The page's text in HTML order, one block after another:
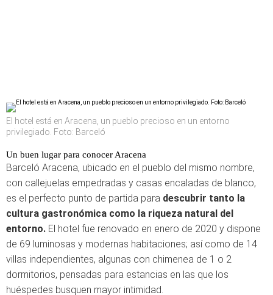
El hotel está en Aracena, un pueblo precioso en un entorno
privilegiado. Foto: Barceló
Un buen lugar para conocer Aracena
Barceló Aracena, ubicado en el pueblo del mismo nombre,
con callejuelas empedradas y casas encaladas de blanco,
es el perfecto punto de partida para descubrir tanto la
cultura gastronómica como la riqueza natural del
entorno. El hotel fue renovado en enero de 2020 y dispone
de 69 luminosas y modernas habitaciones; así como de 14
villas independientes, algunas con chimenea de 1 o 2
dormitorios, pensadas para estancias en las que los
huéspedes busquen mayor intimidad.